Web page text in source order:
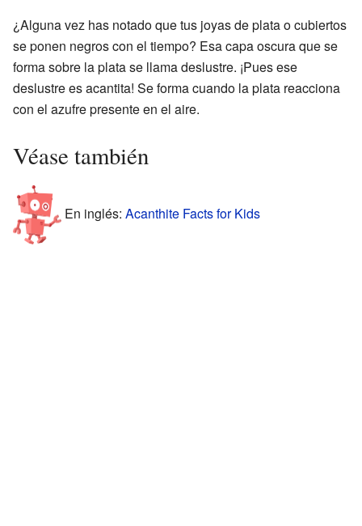
¿Alguna vez has notado que tus joyas de plata o cubiertos
se ponen negros con el tiempo? Esa capa oscura que se
forma sobre la plata se llama deslustre. ¡Pues ese
deslustre es acantita! Se forma cuando la plata reacciona
con el azufre presente en el aire.
Véase también
En inglés: Acanthite Facts for Kids